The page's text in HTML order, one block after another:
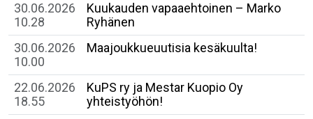
30.06.2026
10.28
Kuukauden vapaaehtoinen – Marko
Ryhänen
30.06.2026
10.00
Maajoukkueuutisia kesäkuulta!
22.06.2026
18.55
KuPS ry ja Mestar Kuopio Oy
yhteistyöhön!